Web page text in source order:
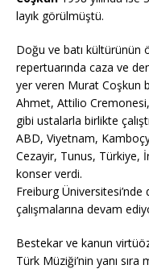
layık görülmüştü.
Doğu ve batı kültürünün
repertuarında caza ve
yer veren Murat Coşkun
Ahmet, Attilio
gibi ustalarla birlikte
ABD, Viyetnam,
Cezayir, Tunus, Türkiye,
konser verdi.
Freiburg
çalışmalarına devam
Bestekar ve kanun
Türk Müziği’nin yanı